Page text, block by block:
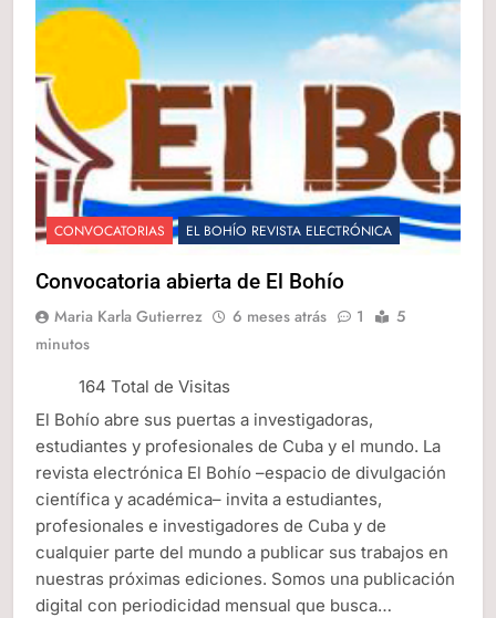
CONVOCATORIAS EL BOHÍO REVISTA ELECTRÓNICA
Convocatoria abierta de El Bohío
Maria Karla Gutierrez 6 meses atrás 1
5
minutos
164 Total de Visitas
El Bohío abre sus puertas a investigadoras,
estudiantes y profesionales de Cuba y el mundo. La
revista electrónica El Bohío –espacio de divulgación
científica y académica– invita a estudiantes,
profesionales e investigadores de Cuba y de
cualquier parte del mundo a publicar sus trabajos en
nuestras próximas ediciones. Somos una publicación
digital con periodicidad mensual que busca…